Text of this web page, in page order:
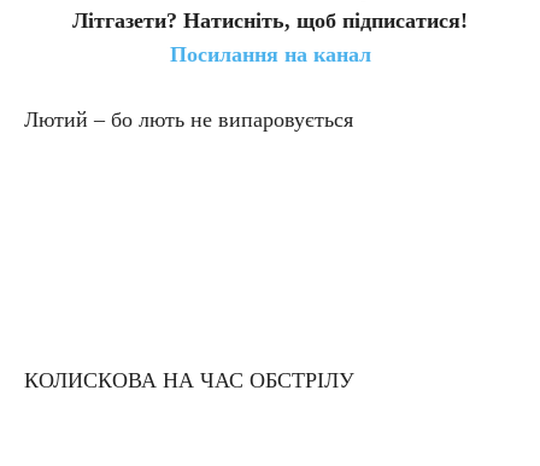
Літгазети? Натисніть, щоб підписатися!
Посилання на канал
Лютий – бо лють не випаровується
КОЛИСКОВА НА ЧАС ОБСТРІЛУ